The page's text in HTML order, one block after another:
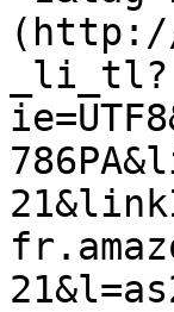
(http://
_li_tl?